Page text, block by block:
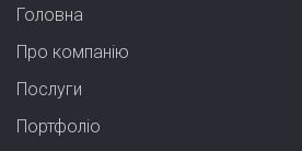
Головна
Про компанію
Послуги
Портфолiо